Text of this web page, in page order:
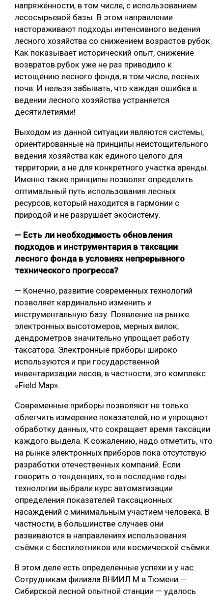
напряжённости, в том числе, с использованием
лесосырьевой базы. В этом направлении
настораживают подходы интенсивного ведения
лесного хозяйства со снижением возрастов рубок.
Как показывает исторический опыт, снижение
возвратов рубок уже не раз приводило к
истощению лесного фонда, в том числе, лесных
почв. И нельзя забывать, что каждая ошибка в
ведении лесного хозяйства устраняется
десятилетиями!
Выходом из данной ситуации являются системы,
ориентированные на принципы неистощительного
ведения хозяйства как единого целого для
территории, а не для конкретного участка аренды.
Именно такие принципы позволят определить
оптимальный путь использования лесных
ресурсов, который находится в гармонии с
природой и не разрушает экосистему.
— Есть ли необходимость обновления
подходов и инструментария в таксации
лесного фонда в условиях непрерывного
технического прогресса?
— Конечно, развитие современных технологий
позволяет кардинально изменить и
инструментальную базу. Появление на рынке
электронных высотомеров, мерных вилок,
дендрометров значительно упрощает работу
таксатора. Электронные приборы широко
используются и при государственной
инвентаризации лесов, в частности, это комплекс
«Field Map».
Современные приборы позволяют не только
облегчить измерение показателей, но и упрощают
обработку данных, что сокращает время таксации
каждого выдела. К сожалению, надо отметить, что
на рынке электронных приборов пока отсутствую
разработки отечественных компаний. Если
говорить о тенденциях, то в последние годы
технологии выбрали курс автоматизации
определения показателей таксационных
насаждений с минимальным участием человека. В
частности, в большинстве случаев они
развиваются в направлениях использования
съёмки с беспилотников или космической съёмки.
В этом деле есть определённые успехи и у нас.
Сотрудникам филиала ВНИИЛ М в Тюмени —
Сибирской лесной опытной станции — удалось